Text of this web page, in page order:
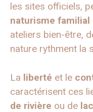
les sites officiels,
naturisme familial
ateliers bien-être,
nature rythment la
La liberté et le
caractérisent ces
de rivière ou de lac